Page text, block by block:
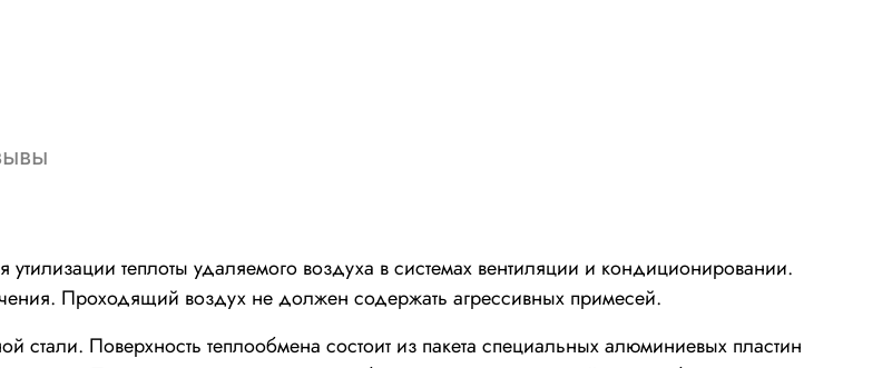
утилизации теплоты удаляемого воздуха в системах вентиляции и кондиционировании.
Проходящий воздух не должен содержать агрессивных примесей.
стали. Поверхность теплообмена состоит из пакета специальных алюминиевых пластин